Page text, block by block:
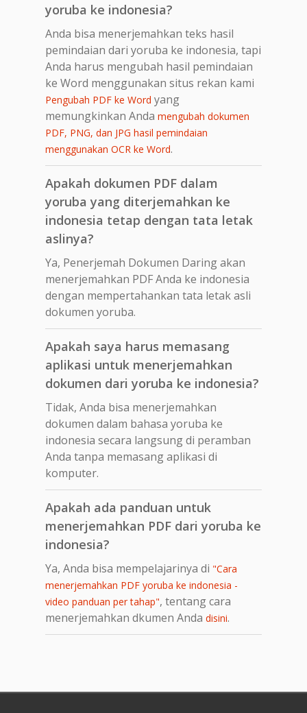
yoruba ke indonesia?
Anda bisa menerjemahkan teks hasil
pemindaian dari yoruba ke indonesia, tapi
Anda harus mengubah hasil pemindaian
ke Word menggunakan situs rekan kami
Pengubah PDF ke Word yang
memungkinkan Anda mengubah dokumen
PDF, PNG, dan JPG hasil pemindaian
menggunakan OCR ke Word.
Apakah dokumen PDF dalam
yoruba yang diterjemahkan ke
indonesia tetap dengan tata letak
aslinya?
Ya, Penerjemah Dokumen Daring akan
menerjemahkan PDF Anda ke indonesia
dengan mempertahankan tata letak asli
dokumen yoruba.
Apakah saya harus memasang
aplikasi untuk menerjemahkan
dokumen dari yoruba ke indonesia?
Tidak, Anda bisa menerjemahkan
dokumen dalam bahasa yoruba ke
indonesia secara langsung di peramban
Anda tanpa memasang aplikasi di
komputer.
Apakah ada panduan untuk
menerjemahkan PDF dari yoruba ke
indonesia?
Ya, Anda bisa mempelajarinya di "Cara
menerjemahkan PDF yoruba ke indonesia -
video panduan per tahap", tentang cara
menerjemahkan dkumen Anda disini.